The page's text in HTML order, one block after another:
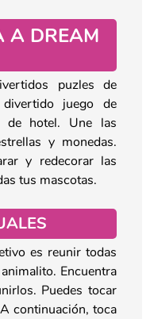
A DREAM
puzles de
juego de
de hotel. Une las
y monedas.
y redecorar las
tus mascotas.
es reunir todas
Encuentra
Puedes tocar
continuación, toca